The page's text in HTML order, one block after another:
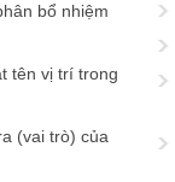
bổ nhiệm
tên vị trí trong
(vai trò) của